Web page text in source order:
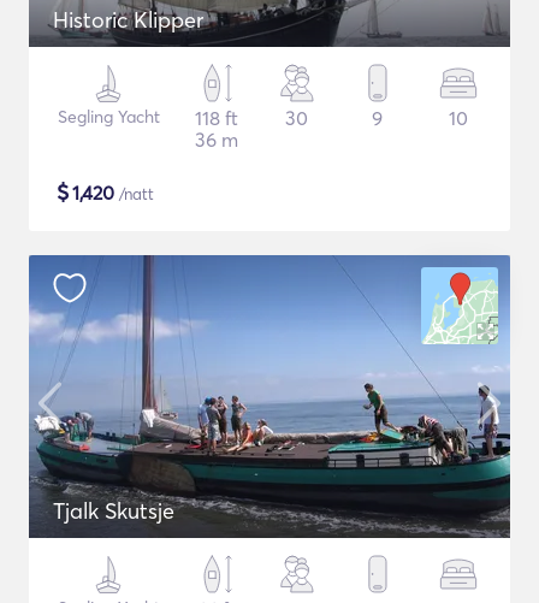
Historic Klipper
Segling Yacht
118 ft
36 m
30 9 10
$1,420 /natt
Tjalk Skutsje